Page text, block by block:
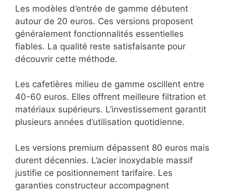
Les modèles d’entrée de gamme débutent
autour de 20 euros. Ces versions proposent
généralement fonctionnalités essentielles
fiables. La qualité reste satisfaisante pour
découvrir cette méthode.
Les cafetières milieu de gamme oscillent entre
40-60 euros. Elles offrent meilleure filtration et
matériaux supérieurs. L’investissement garantit
plusieurs années d’utilisation quotidienne.
Les versions premium dépassent 80 euros mais
durent décennies. L’acier inoxydable massif
justifie ce positionnement tarifaire. Les
garanties constructeur accompagnent